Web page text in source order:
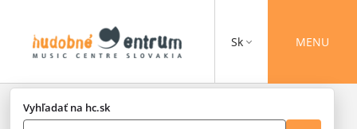
Vyhľadať na hc.sk
Sk MENU